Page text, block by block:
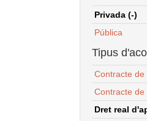
Privada (-)
Pública
Tipus
Contracte de
Contracte
Dret real